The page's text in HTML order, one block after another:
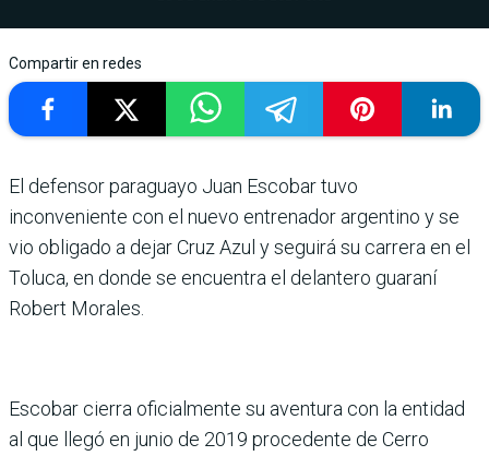
Compartir en redes
El defensor paraguayo Juan Escobar tuvo
inconveniente con el nuevo entrenador argentino y se
vio obligado a dejar Cruz Azul y seguirá su carrera en el
Toluca, en donde se encuentra el delantero gua­raní
Robert Morales.
Escobar cierra oficialmente su aventura con la entidad
al que llegó en junio de 2019 procedente de Cerro